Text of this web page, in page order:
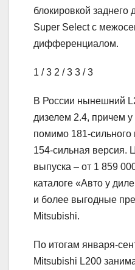
блокировкой
Super Select с
дифференциалом.
1 / 3 2 / 3 3 / 3
В России нынешний
дизелем 2.4, причем
помимо 181-сильного
154-сильная версия.
выпуска – от 1 859
каталоге «Авто у
и более выгодные
Mitsubishi.
По итогам января-
Mitsubishi L200